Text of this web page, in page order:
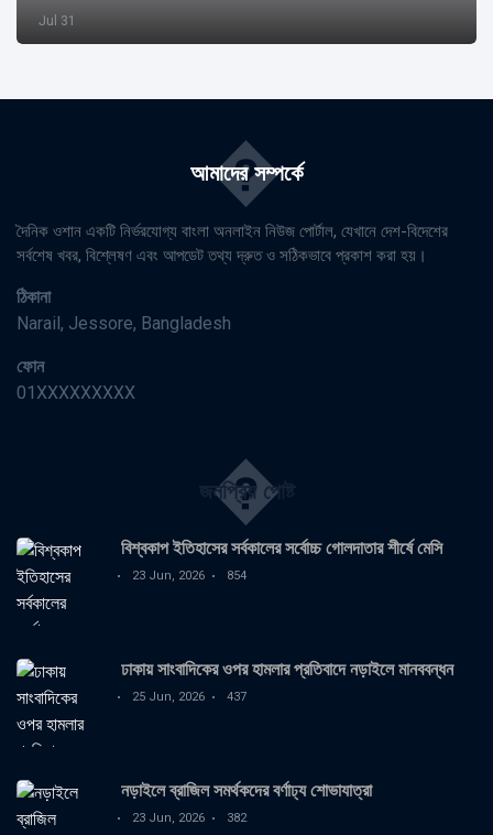
Jul 31
আমাদের সম্পর্কে
�
দৈনিক ওশান একটি নির্ভরযোগ্য বাংলা অনলাইন নিউজ পোর্টাল, যেখানে দেশ-বিদেশের
সর্বশেষ খবর, বিশ্লেষণ এবং আপডেট তথ্য দ্রুত ও সঠিকভাবে প্রকাশ করা হয়।
ঠিকানা
Narail, Jessore, Bangladesh
ফোন
01XXXXXXXXX
জনপ্রিয় পোষ্ট
�
বিশ্বকাপ ইতিহাসের সর্বকালের সর্বোচ্চ গোলদাতার শীর্ষে মেসি
23 Jun, 2026 854
ঢাকায় সাংবাদিকের ওপর হামলার প্রতিবাদে নড়াইলে মানববন্ধন
25 Jun, 2026 437
নড়াইলে ব্রাজিল সমর্থকদের বর্ণাঢ্য শোভাযাত্রা
23 Jun, 2026 382